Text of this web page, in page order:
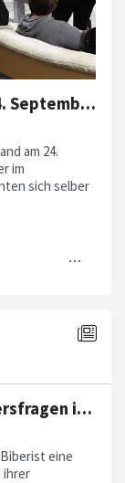
Jung- und Neubürgerfeier vom 24. September 2021
am 24.
im
sich selber
Neues Beratungsangebot für Altersfragen in Biberist
eine
ihrer